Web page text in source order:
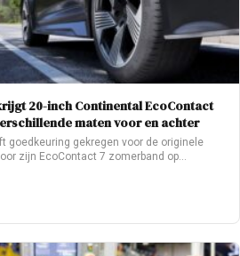
20-inch Continental EcoContact
maten voor en achter
goedkeuring gekregen voor de originele
zijn EcoContact 7 zomerband op…